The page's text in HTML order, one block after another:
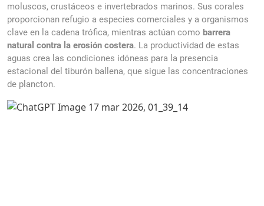
moluscos, crustáceos e invertebrados marinos. Sus corales
proporcionan refugio a especies comerciales y a organismos
clave en la cadena trófica, mientras actúan como barrera
natural contra la erosión costera. La productividad de estas
aguas crea las condiciones idóneas para la presencia
estacional del tiburón ballena, que sigue las concentraciones
de plancton.